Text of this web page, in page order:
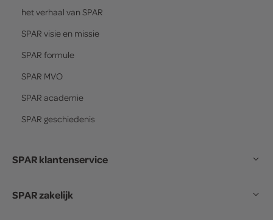
het verhaal van SPAR
SPAR visie en missie
SPAR formule
SPAR MVO
SPAR academie
SPAR geschiedenis
SPAR klantenservice
SPAR zakelijk